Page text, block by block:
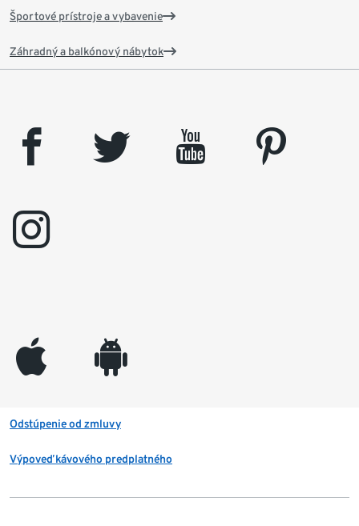
Športové prístroje a vybavenie
Záhradný a balkónový nábytok
facebook twitter youtube
pinterest
instagram
appleinc android
Odstúpenie od zmluvy
Výpoveď kávového predplatného